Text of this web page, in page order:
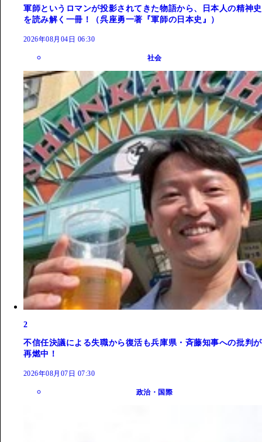
軍師というロマンが投影されてきた物語から、日本人の精神史
を読み解く一冊！（呉座勇一著『軍師の日本史』）
2026年08月04日 06:30
社会
2
不信任決議による失職から復活も兵庫県・斉藤知事への批判が
再燃中！
2026年08月07日 07:30
政治・国際